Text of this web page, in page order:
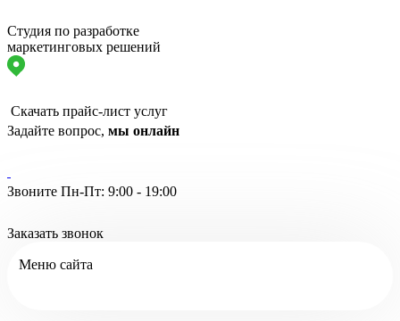
Студия по разработке
маркетинговых решений
Скачать прайс-лист услуг
Задайте вопрос, мы онлайн
Звоните Пн-Пт: 9:00 - 19:00
Заказать звонок
Меню сайта